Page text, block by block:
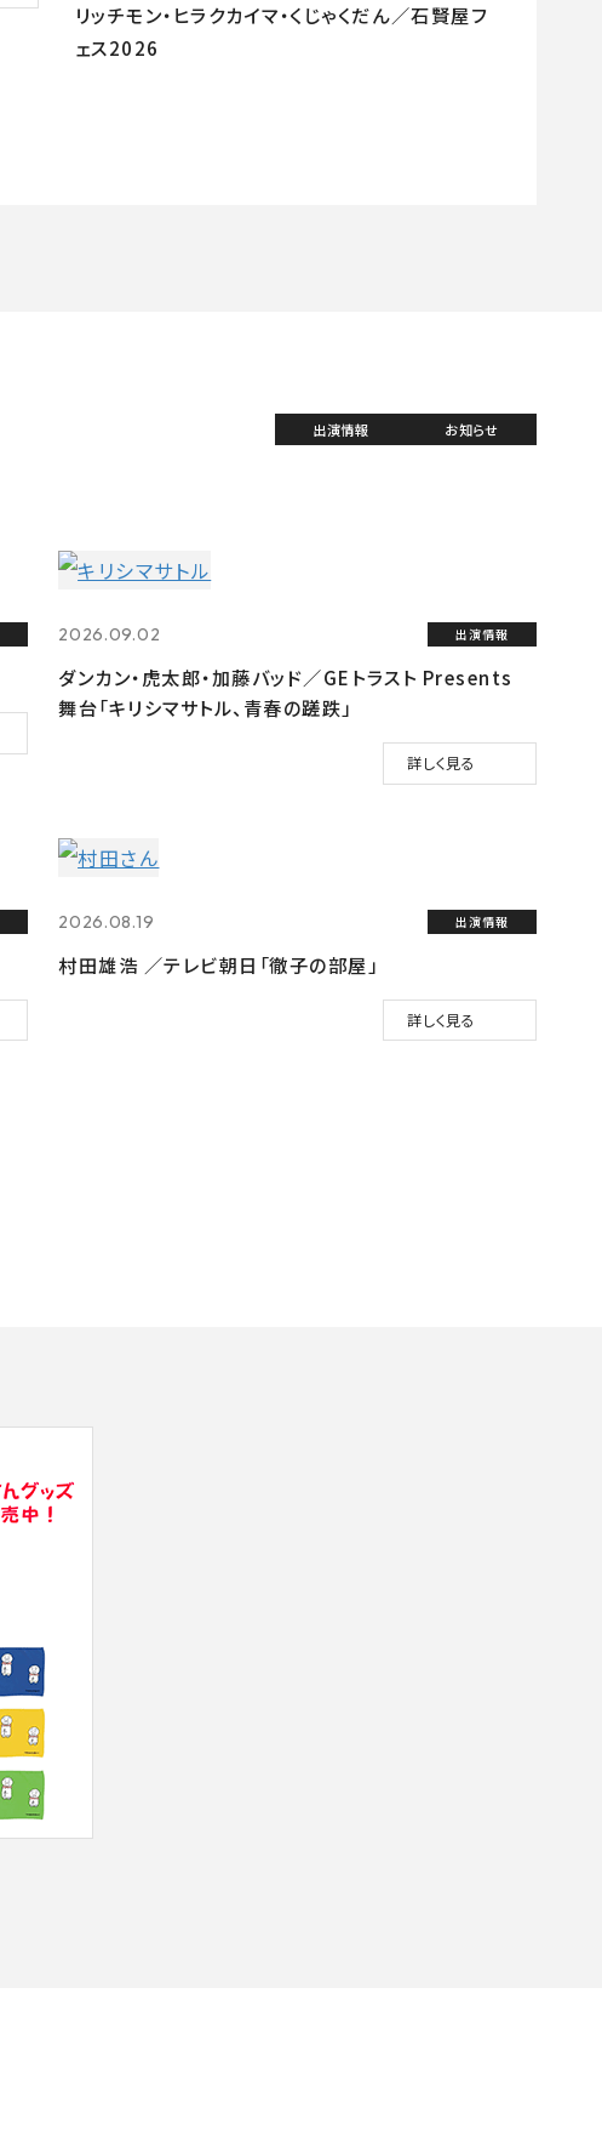
リッチモン・ヒラクカイマ・くじゃくだん／石賢屋フ
ェス2026
出演情報 お知らせ
2026.09.02 出演情報
ダンカン・虎太郎・加藤バッド／GEトラスト Presents
舞台「キリシマサトル、青春の蹉跌」
詳しく見る
2026.08.19 出演情報
村田雄浩 ／テレビ朝日「徹子の部屋」
詳しく見る